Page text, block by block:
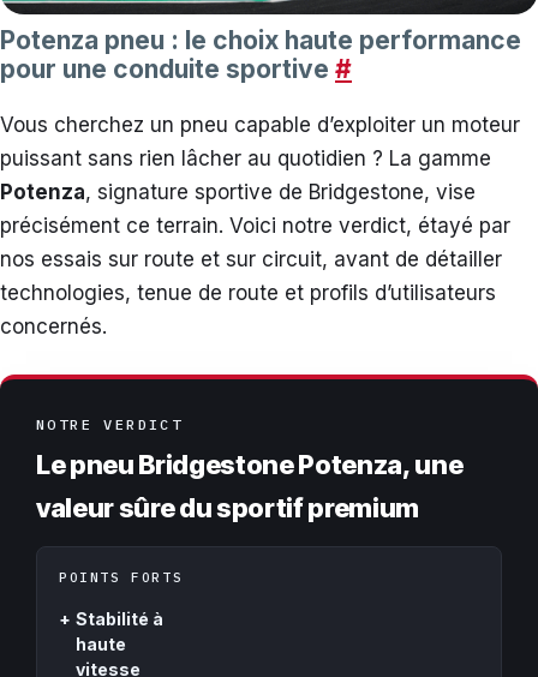
Potenza pneu : le choix haute performance
pour une conduite sportive #
Vous cherchez un pneu capable d’exploiter un moteur
puissant sans rien lâcher au quotidien ? La gamme
Potenza, signature sportive de Bridgestone, vise
précisément ce terrain. Voici notre verdict, étayé par
nos essais sur route et sur circuit, avant de détailler
technologies, tenue de route et profils d’utilisateurs
concernés.
NOTRE VERDICT
Le pneu Bridgestone Potenza, une
valeur sûre du sportif premium
POINTS FORTS
+ Stabilité à
haute
vitesse